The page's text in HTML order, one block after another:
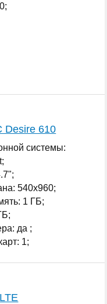
Desire 610
системы:
540x960;
1 ГБ;
да ;
1;